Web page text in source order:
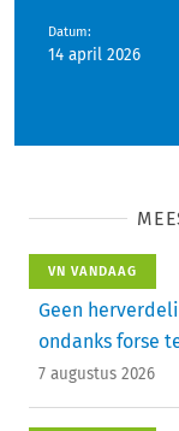
Datum:
14 april 2026
VN VANDAAG
Geen
ondanks forse
7 augustus 2026